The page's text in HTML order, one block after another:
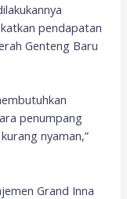
pendapatan
Genteng Baru
penumpang
nyaman,”
Grand Inna